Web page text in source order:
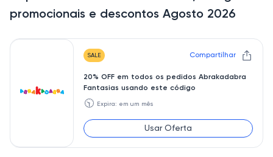
promocionais e descontos Agosto 2026
SALE Compartilhar
20% OFF em todos os pedidos Abrakadabra
Fantasias usando este código
🕥 Expira: em um mês
Usar Oferta